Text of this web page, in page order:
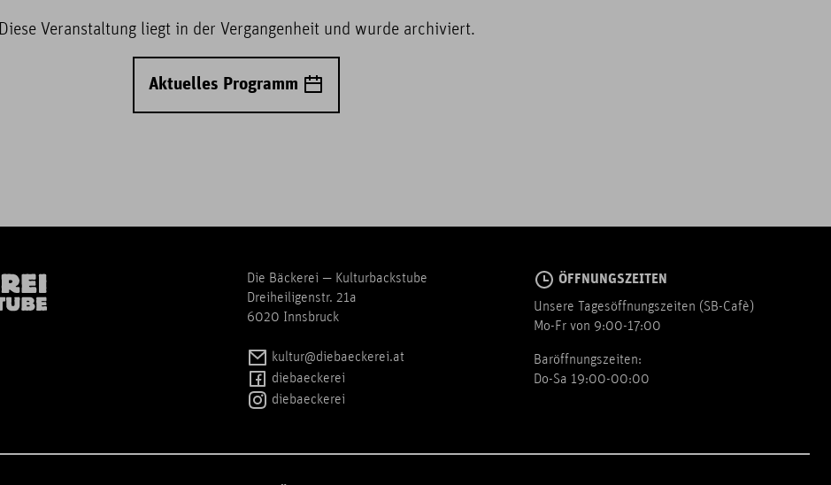
Diese Veranstaltung liegt in der Vergangenheit und wurde archiviert.
Aktuelles Programm
Die Bäckerei — Kulturbackstube
Dreiheiligenstr. 21a
6020 Innsbruck
kultur@diebaeckerei.at
diebaeckerei
diebaeckerei
ÖFFNUNGSZEITEN
Unsere Tagesöffnungszeiten (SB-Cafè)
Mo-Fr von 9:00-17:00
Baröffnungszeiten:
Do-Sa 19:00-00:00